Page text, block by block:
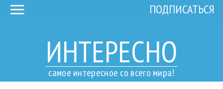
ИНТЕРЕСНО
самое интересное со всего мира!
ПОДПИСАТЬСЯ